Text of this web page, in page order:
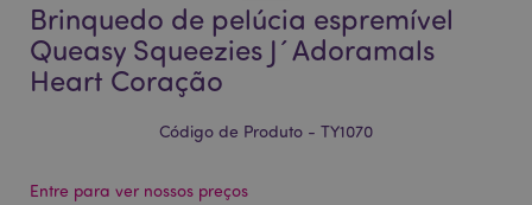
Brinquedo de pelúcia espremível
Queasy Squeezies J´Adoramals
Heart Coração
Código de Produto - TY1070
Entre para ver nossos preços